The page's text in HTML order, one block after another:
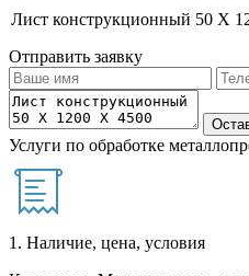
Лист конструкционный 50 Х
Отправить заявку
Услуги по обработке
1. Наличие, цена, условия